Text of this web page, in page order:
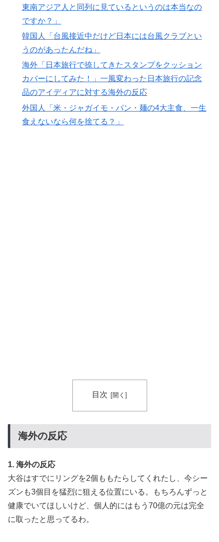
東南アジア人と同列に見ているというのは本当なの
ですか？」
韓国人「台風接近中だけど日本には台風クラブとい
うのがあったんだね」
海外「日本旅行で捺してきたスタンプをクッション
カバーにしてみた！」一風変わった日本旅行の記念
品のアイディアに対する海外の反応
外国人「米・ジャガイモ・パン・麺の4大主食、一生
食えないなら何を捨てる？」
目次
海外の反応
1. 海外の反応
大谷はすでにリングを2個ももたらしてくれたし、今シー
ズンも3個目を猛烈に狙える位置にいる。もちろんずっと
健康でいてほしいけど、個人的にはもう70億の元は完全
に取ったと思ってるわ。